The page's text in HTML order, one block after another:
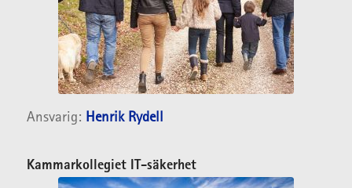
Ansvarig: Henrik Rydell
Kammarkollegiet IT-säkerhet